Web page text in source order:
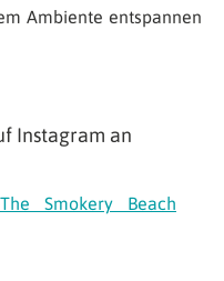
Ambiente entspannen
Instagram an
Smokery Beach